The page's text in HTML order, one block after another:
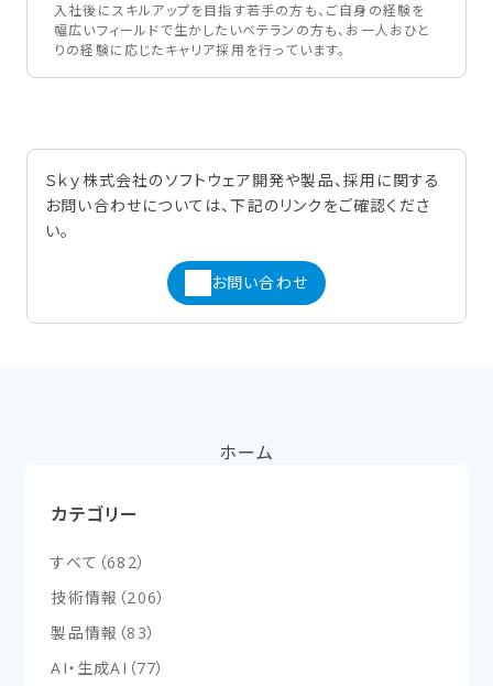
入社後にスキルアップを目指す若手の方も、ご自身の経験を
幅広いフィールドで生かしたいベテランの方も、お一人おひと
りの経験に応じたキャリア採用を行っています。
Ｓｋｙ株式会社のソフトウェア開発や製品、採用に関する
お問い合わせについては、下記のリンクをご確認くださ
い。
お問い合わせ
ホーム
カテゴリー
すべて （682）
技術情報 （206）
製品情報 （83）
AI・生成AI （77）